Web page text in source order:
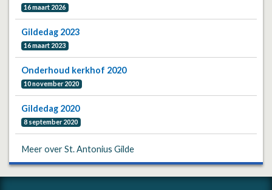
16 maart 2026
Gildedag 2023
16 maart 2023
Onderhoud kerkhof 2020
10 november 2020
Gildedag 2020
8 september 2020
Meer over St. Antonius Gilde